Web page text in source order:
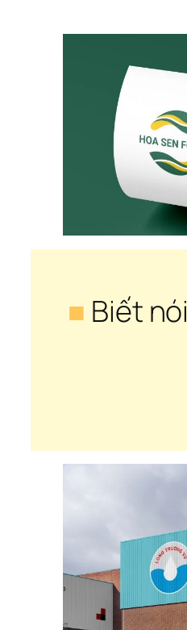
■ Biết nói